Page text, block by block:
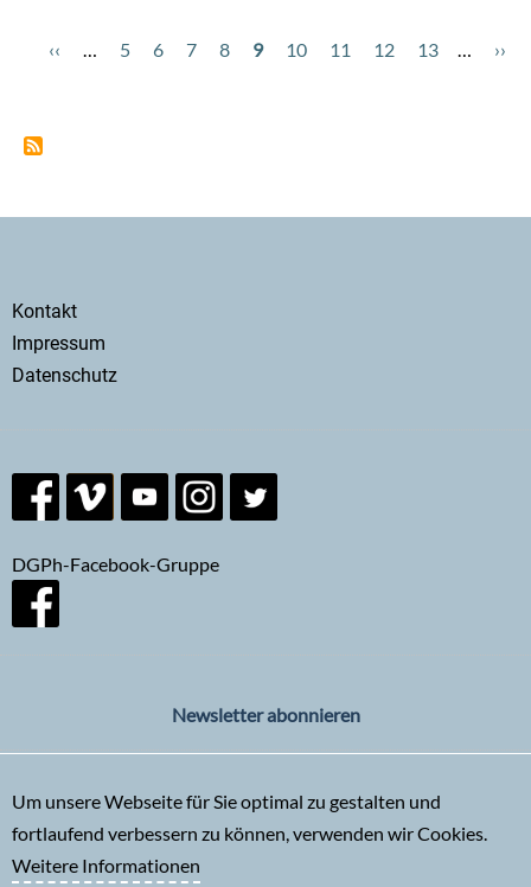
Seitennummerierung
Vorherige
‹‹ … Page
5 Page
6 Page
7 Page
8
Aktuelle
9 Page
10 Page
11 Page
12 Page
13 … ››
Secondary
menu
Kontakt
Impressum
Datenschutz
DGPh-Facebook-Gruppe
Newsletter abonnieren
Um unsere Webseite für Sie optimal zu gestalten und
fortlaufend verbessern zu können, verwenden wir Cookies.
Weitere Informationen